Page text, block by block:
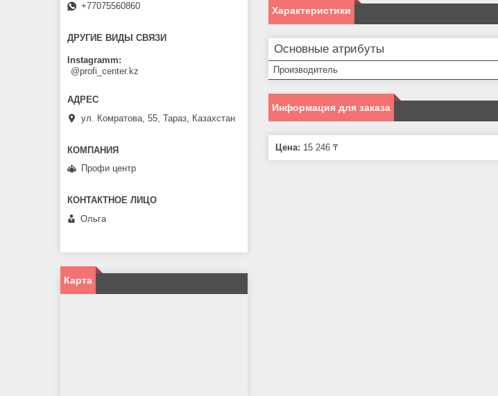
Характеристики
Основные атрибуты
Производитель
Информация для заказа
Цена: 15 246 ₸
+77075560860
ДРУГИЕ ВИДЫ СВЯЗИ
Instagramm
@profi_center.kz
ул. Комратова, 55, Тараз, Казахстан
Профи центр
Ольга
Карта